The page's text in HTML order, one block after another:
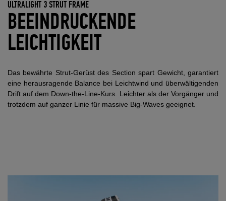
ULTRALIGHT 3 STRUT FRAME
BEEINDRUCKENDE
LEICHTIGKEIT
Das bewährte Strut-Gerüst des Section spart Gewicht, garantiert
eine herausragende Balance bei Leichtwind und überwältigenden
Drift auf dem Down-the-Line-Kurs. Leichter als der Vorgänger und
trotzdem auf ganzer Linie für massive Big-Waves geeignet.